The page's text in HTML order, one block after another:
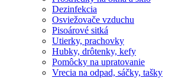
Dezinfekcia
Osviežovače vzduchu
Pisoárové sitká
Utierky, prachovky
Hubky, drôtenky, kefy
Pomôcky na upratovanie
Vrecia na odpad, sáčky, tašky